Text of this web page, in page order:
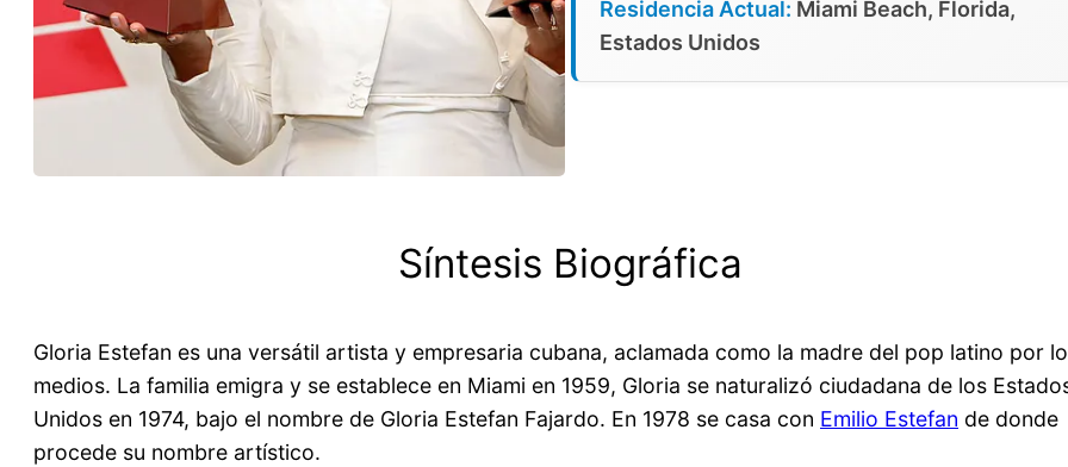
Residencia Actual: Miami Beach, Florida,
Estados Unidos
Síntesis Biográfica
Gloria Estefan es una versátil artista y empresaria cubana, aclamada como la madre del pop latino por
medios. La familia emigra y se establece en Miami en 1959, Gloria se naturalizó ciudadana de los
Unidos en 1974, bajo el nombre de Gloria Estefan Fajardo. En 1978 se casa con Emilio Estefan de donde
procede su nombre artístico.